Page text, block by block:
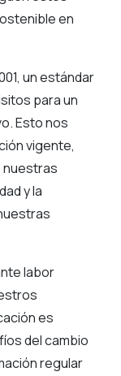
en
un estándar
para un
Esto nos
vigente,
nuestras
y la
labor
es
del cambio
regular